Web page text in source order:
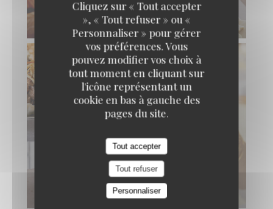
Cliquez sur « Tout accepter
», « Tout refuser » ou «
Personnaliser » pour gérer
vos préférences. Vous
pouvez modifier vos choix à
tout moment en cliquant sur
l'icône représentant un
cookie en bas à gauche des
pages du site.
Tout accepter
Tout refuser
Personnaliser